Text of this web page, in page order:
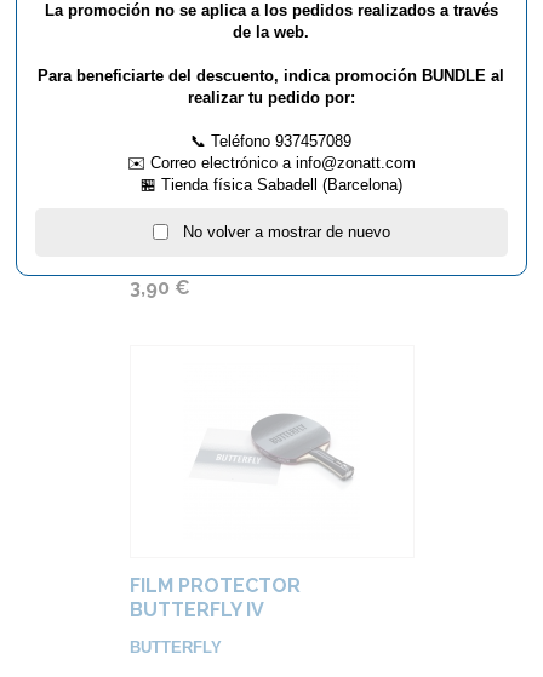
FILM PROTECTOR
BUTTERFLY ADHESIVE IV
BUTTERFLY
3,90 €
FILM PROTECTOR
BUTTERFLY IV
BUTTERFLY
La promoción no se aplica a los pedidos realizados a través
de la web.
Para beneficiarte del descuento, indica promoción BUNDLE al
realizar tu pedido por:
📞 Teléfono 937457089
✉️ Correo electrónico a info@zonatt.com
🏪 Tienda física Sabadell (Barcelona)
No volver a mostrar de nuevo